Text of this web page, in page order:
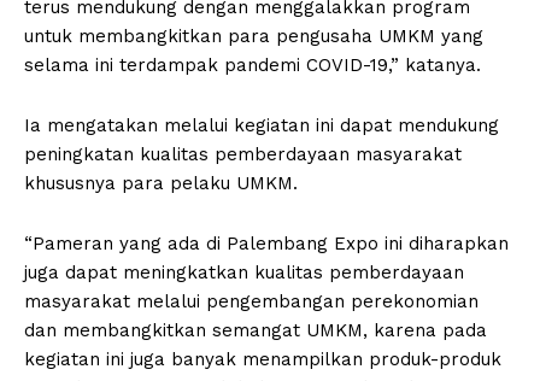
terus mendukung dengan menggalakkan program
untuk membangkitkan para pengusaha UMKM yang
selama ini terdampak pandemi COVID-19,” katanya.
Ia mengatakan melalui kegiatan ini dapat mendukung
peningkatan kualitas pemberdayaan masyarakat
khususnya para pelaku UMKM.
“Pameran yang ada di Palembang Expo ini diharapkan
juga dapat meningkatkan kualitas pemberdayaan
masyarakat melalui pengembangan perekonomian
dan membangkitkan semangat UMKM, karena pada
kegiatan ini juga banyak menampilkan produk-produk